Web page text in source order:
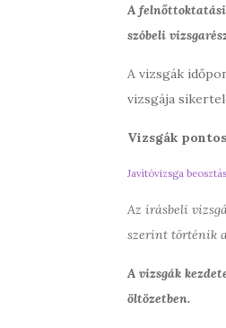
A felnőttoktatási
szóbeli
A vizsgák
vizsgája
Vizsgák
Javítóvizsga
Az írásbeli
szerint történik
A vizsgák
öltözetben.